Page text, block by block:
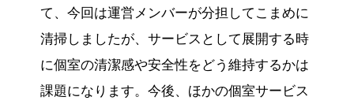
て、今回は運営メンバーが分担してこまめに
清掃しましたが、サービスとして展開する時
に個室の清潔感や安全性をどう維持するかは
課題になります。今後、ほかの個室サービス